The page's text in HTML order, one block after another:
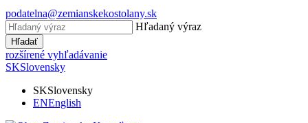
podatelna@zemianskekostolany.sk
Hľadaný výraz
Hľadať
rozšírené vyhľadávanie
SKSlovensky
SKSlovensky
ENEnglish